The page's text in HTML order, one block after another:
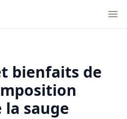
bienfaits de
sauge